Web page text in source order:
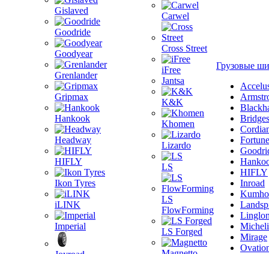
Gislaved
Goodride
Goodyear
Grenlander
Gripmax
Hankook
Headway
HIFLY
Ikon Tyres
iLINK
Imperial
Carwel
Cross Street
iFree
Jantsa
K&K
Khomen
Lizardo
LS
LS
FlowForming
LS Forged
Грузовые
Fortune
HIFLY
Inroad
Kumho
Mirage